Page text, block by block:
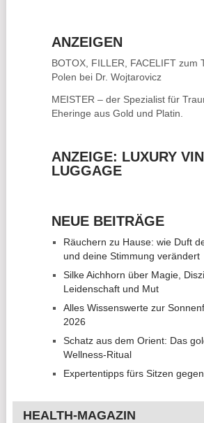
ANZEIGEN
BOTOX, FILLER, FACELIFTzum
Polen bei Dr. Wojtarovicz
MEISTER – der Spezialist für
Eheringe aus Gold und Platin.
ANZEIGE: LUXURY
LUGGAGE
NEUE BEITRÄGE
Räuchern zu Hause: wie Duft
und deine Stimmung verändert
Silke Aichhorn über Magie,
Leidenschaft und Mut
Alles Wissenswerte zur
2026
Schatz aus dem Orient: Das
Wellness-Ritual
Expertentipps fürs Sitzen
HEALTH-MAGAZIN